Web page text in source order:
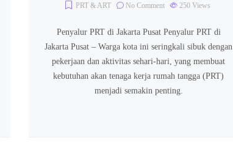
PRT & ART No Comment 250 Views
Penyalur PRT di Jakarta Pusat Penyalur PRT di
Jakarta Pusat – Warga kota ini seringkali sibuk dengan
pekerjaan dan aktivitas sehari-hari, yang membuat
kebutuhan akan tenaga kerja rumah tangga (PRT)
menjadi semakin penting.